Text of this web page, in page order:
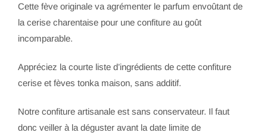
Cette fève originale va agrémenter le parfum envoûtant de
la cerise charentaise pour une confiture au goût
incomparable.
Appréciez la courte liste d’ingrédients de cette confiture
cerise et fèves tonka maison, sans additif.
Notre confiture artisanale est sans conservateur. Il faut
donc veiller à la déguster avant la date limite de